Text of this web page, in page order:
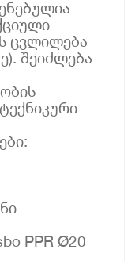
ცვლილება
შეიძლება
PPR Ø20